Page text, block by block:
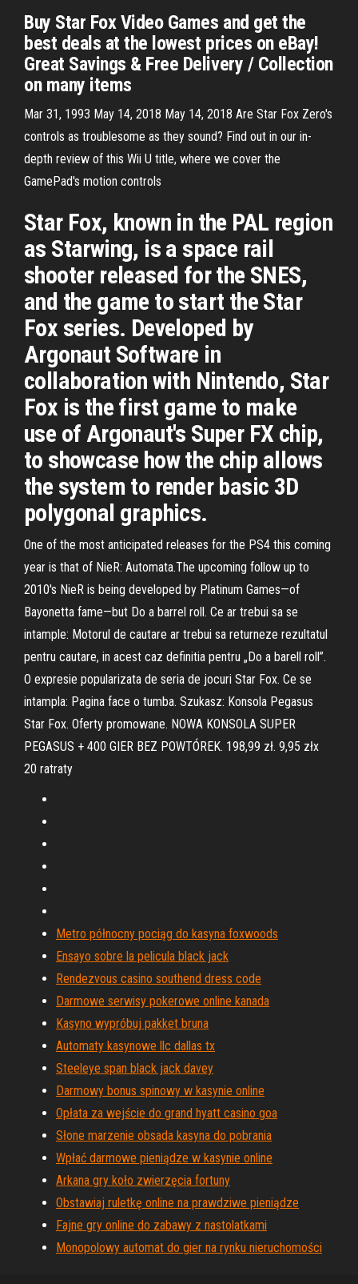
Buy Star Fox Video Games and get the
best deals at the lowest prices on eBay!
Great Savings & Free Delivery / Collection
on many items
Mar 31, 1993 May 14, 2018 May 14, 2018 Are Star Fox Zero's
controls as troublesome as they sound? Find out in our in-
depth review of this Wii U title, where we cover the
GamePad's motion controls
Star Fox, known in the PAL region
as Starwing, is a space rail
shooter released for the SNES,
and the game to start the Star
Fox series. Developed by
Argonaut Software in
collaboration with Nintendo, Star
Fox is the first game to make
use of Argonaut's Super FX chip,
to showcase how the chip allows
the system to render basic 3D
polygonal graphics.
One of the most anticipated releases for the PS4 this coming
year is that of NieR: Automata.The upcoming follow up to
2010's NieR is being developed by Platinum Games—of
Bayonetta fame—but Do a barrel roll. Ce ar trebui sa se
intample: Motorul de cautare ar trebui sa returneze rezultatul
pentru cautare, in acest caz definitia pentru „Do a barell roll”.
O expresie popularizata de seria de jocuri Star Fox. Ce se
intampla: Pagina face o tumba. Szukasz: Konsola Pegasus
Star Fox. Oferty promowane. NOWA KONSOLA SUPER
PEGASUS + 400 GIER BEZ POWTÓREK. 198,99 zł. 9,95 złx
20 ratraty
Metro północny pociąg do kasyna foxwoods
Ensayo sobre la pelicula black jack
Rendezvous casino southend dress code
Darmowe serwisy pokerowe online kanada
Kasyno wypróbuj pakket bruna
Automaty kasynowe llc dallas tx
Steeleye span black jack davey
Darmowy bonus spinowy w kasynie online
Opłata za wejście do grand hyatt casino goa
Słone marzenie obsada kasyna do pobrania
Wpłać darmowe pieniądze w kasynie online
Arkana gry koło zwierzęcia fortuny
Obstawiaj ruletkę online na prawdziwe pieniądze
Fajne gry online do zabawy z nastolatkami
Monopolowy automat do gier na rynku nieruchomości